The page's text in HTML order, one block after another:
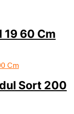
19 60 Cm
Sort 200